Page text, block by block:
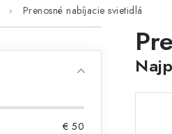
Prenosné nabíjacie svietidlá
€ 50